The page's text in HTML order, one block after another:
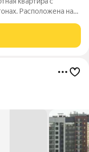
Расположена на
грузoвыx). Дом 2022